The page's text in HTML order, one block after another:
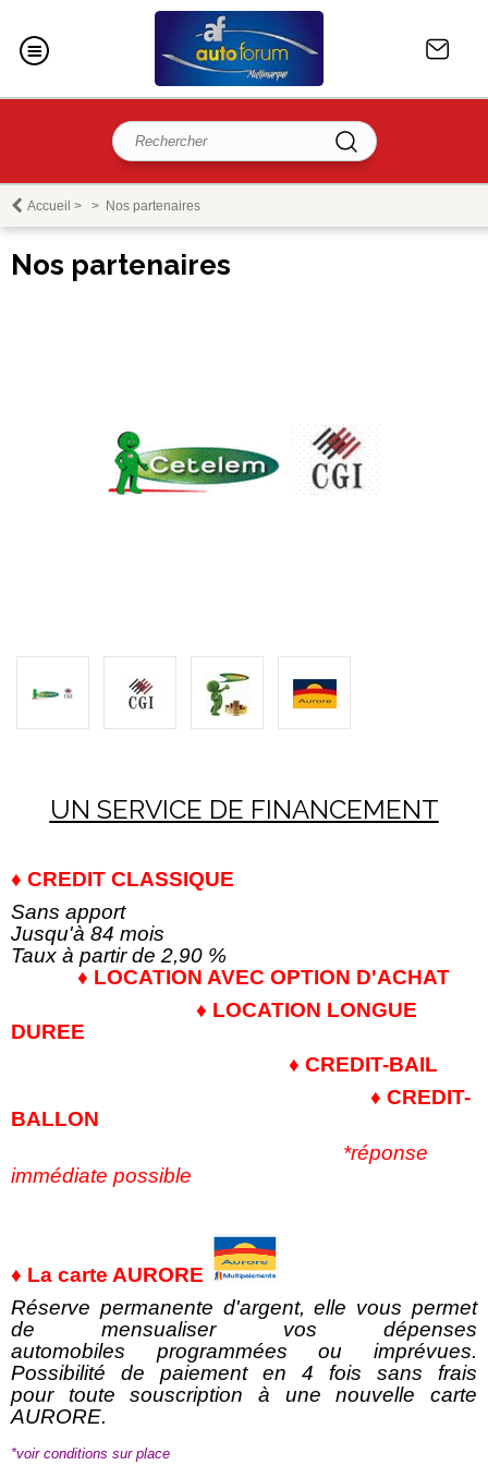
Accueil > > Nos partenaires
Nos partenaires
UN SERVICE DE FINANCEMENT
♦ CREDIT CLASSIQUE
Sans apport
Jusqu'à 84 mois
Taux à partir de 2,90 %
♦ LOCATION AVEC OPTION D'ACHAT
♦ LOCATION LONGUE
DUREE
♦ CREDIT-BAIL
♦ CREDIT-
BALLON
*réponse
immédiate possible
♦ La carte AURORE
Réserve permanente d'argent, elle vous permet
de mensualiser vos dépenses
automobiles programmées ou imprévues.
Possibilité de paiement en 4 fois sans frais
pour toute souscription à une nouvelle carte
AURORE.
*voir conditions sur place